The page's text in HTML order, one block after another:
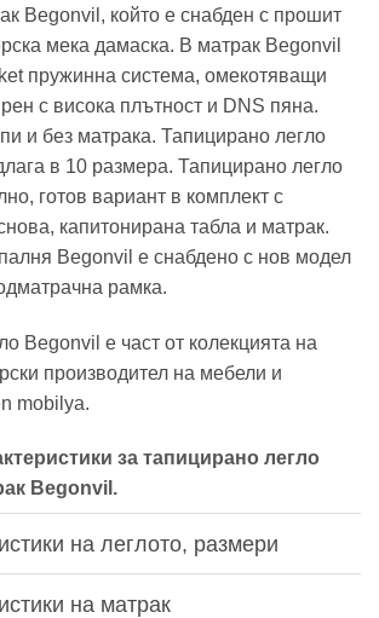
Begonvil, който е снабден с прошит
мека дамаска. В матрак Begonvil
пружинна система, омекотяващи
с висока плътност и DNS пяна.
и без матрака. Тапицирано легло
в 10 размера. Тапицирано легло
готов вариант в комплект с
капитонирана табла и матрак.
Begonvil е снабдено с нов модел
рамка.
Begonvil е част от колекцията на
производител на мебели и
mobilya.
за тапицирано легло
Begonvil.
на леглото, размери
на матрак